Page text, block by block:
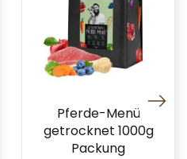
Pferde-Menü
getrocknet 1000g
Packung